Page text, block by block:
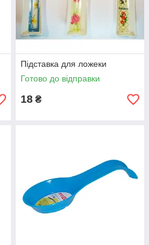
Підставка для ложеки
Готово до відправки
18 ₴